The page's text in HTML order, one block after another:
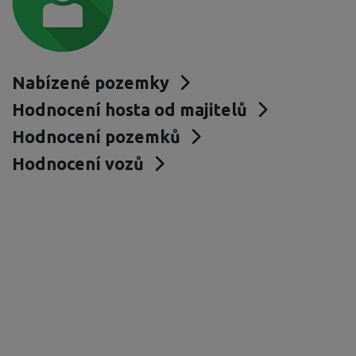
Nabízené pozemky
Hodnocení hosta od majitelů
Hodnocení pozemků
Hodnocení vozů